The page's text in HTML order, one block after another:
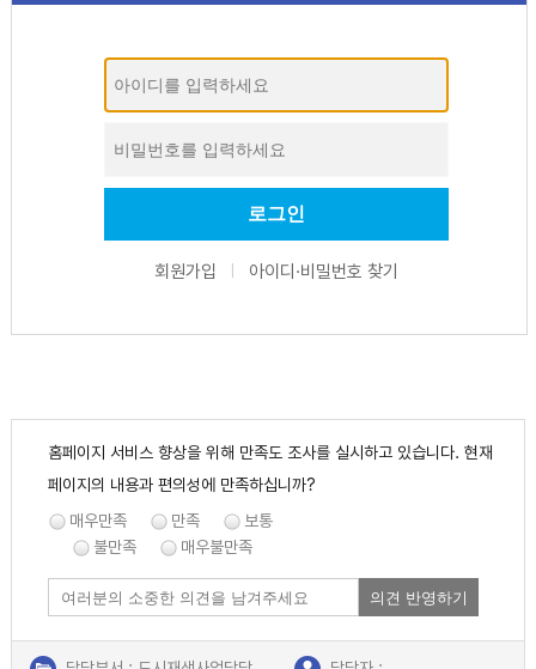
회원가입 아이디·비밀번호 찾기
홈페이지 서비스 향상을 위해 만족도 조사를 실시하고 있습니다. 현재
페이지의 내용과 편의성에 만족하십니까?
매우만족
만족
보통
불만족
매우불만족
의견 반영하기